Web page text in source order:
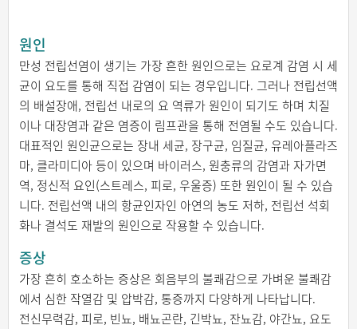
원인
만성 전립선염이 생기는 가장 흔한 원인으로는 요로계 감염 시 세
균이 요도를 통해 직접 감염이 되는 경우입니다. 그러나 전립선액
의 배설장애, 전립선 내로의 요 역류가 원인이 되기도 하며 치질
이나 대장염과 같은 염증이 림프관을 통해 전염될 수도 있습니다.
대표적인 원인균으로는 장내 세균, 장구균, 임질균, 유레아플라즈
마, 클라미디아 등이 있으며 바이러스, 원충류의 감염과 자가면
역, 정신적 요인(스트레스, 피로, 우울증) 또한 원인이 될 수 있습
니다. 전립선액 내의 항균인자인 아연의 농도 저하, 전립선 석회
화나 결석도 재발의 원인으로 작용할 수 있습니다.
증상
가장 흔히 호소하는 증상은 회음부의 불쾌감으로 가벼운 불쾌감
에서 심한 작열감 및 압박감, 통증까지 다양하게 나타납니다.
전신무력감, 피로, 빈뇨, 배뇨곤란, 긴박뇨, 잔뇨감, 야간뇨, 요도